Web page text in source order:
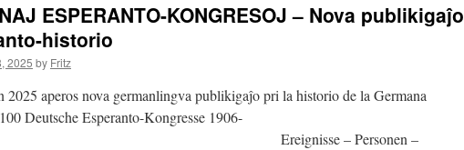
ESPERANTO-KONGRESOJ – Nova publikigaĵo
historio
2025 by Fritz
2025 aperos nova germanlingva publikigaĵo pri la historio de la Germana
Deutsche Esperanto-Kongresse 1906-
– Personen –